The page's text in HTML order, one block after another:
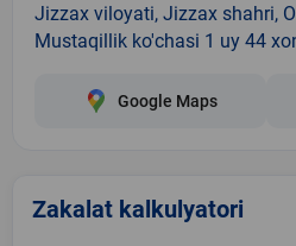
Jizzax viloyati, Jizzax shahri,
Mustaqillik ko'chasi 1 uy 44
Google Maps
Zakalat kalkulyatori